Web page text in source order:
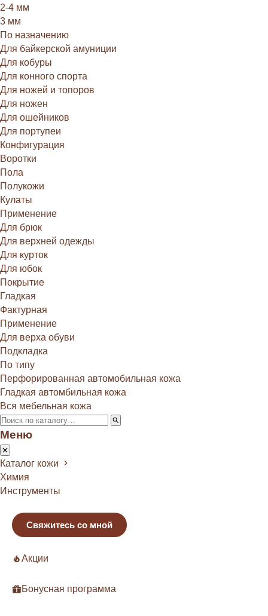
2-4 мм
3 мм
По назначению
Для байкерской амуниции
Для кобуры
Для конного спорта
Для ножей и топоров
Для ножен
Для ошейников
Для портупеи
Конфигурация
Воротки
Пола
Полукожи
Кулаты
Применение
Для брюк
Для верхней одежды
Для курток
Для юбок
Покрытие
Гладкая
Фактурная
Применение
Для верха обуви
Подкладка
По типу
Перфорированная автомобильная кожа
Гладкая автомбильная кожа
Вся мебельная кожа
Меню
Каталог кожи
Химия
Инструменты
Свяжитесь со мной
Акции
Бонусная программа